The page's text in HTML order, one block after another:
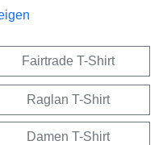
Fairtrade T-Shirt
Raglan T-Shirt
Damen T-Shirt